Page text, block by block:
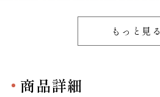
もっと見る
商品詳細